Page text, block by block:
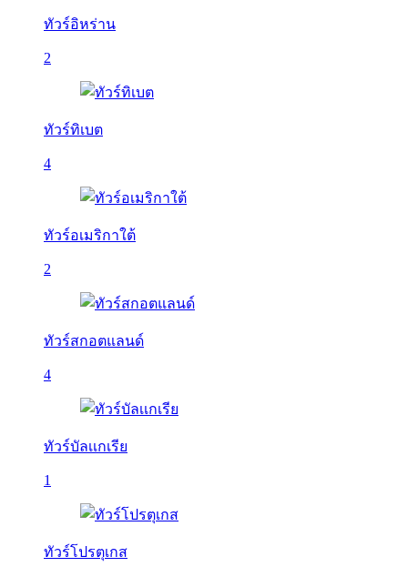
ทัวร์อิหร่าน
2
ทัวร์ทิเบต
4
ทัวร์อเมริกาใต้
2
ทัวร์สกอตแลนด์
4
ทัวร์บัลเเกเรีย
1
ทัวร์โปรตุเกส